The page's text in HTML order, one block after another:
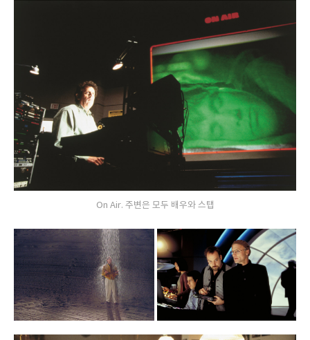
On Air. 주변은 모두 배우와 스탭